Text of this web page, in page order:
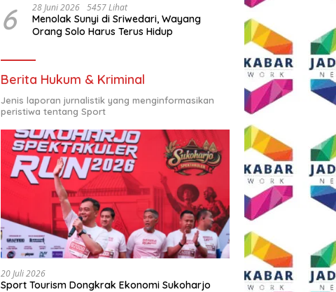
6 28 Juni 2026 5457 Lihat
Menolak Sunyi di Sriwedari, Wayang
Orang Solo Harus Terus Hidup
Berita Hukum & Kriminal
Jenis laporan jurnalistik yang menginformasikan
peristiwa tentang Sport
20 Juli 2026
Sport Tourism Dongkrak Ekonomi Sukoharjo